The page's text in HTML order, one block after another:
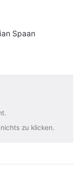
Spaan
zu klicken.